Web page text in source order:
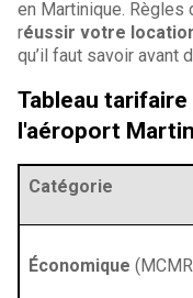
en Martinique. Règles
réussir votre
qu’il faut savoir avant
Tableau
l'aéroport
Catégorie
Économique